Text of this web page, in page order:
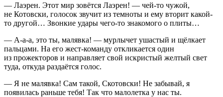
— Лаэрен. Этот мир зовётся Лаэрен! — чей-то чужой,
не Котовски, голосок звучит из темноты и ему вторит какой-
то другой… Звонкие удары чего-то знакомого о плиты…
— А-а-а, это ты, малявка! — мурлычет ушастый и щёлкает
пальцами. На его жест-команду откликается один
из прожекторов и направляет свой искристый желтый свет
туда, откуда раздаётся голос.
— Я не малявка! Сам такой, Скотовски! Не забывай, я
появилась раньше тебя! Так что малолетка у нас ты.